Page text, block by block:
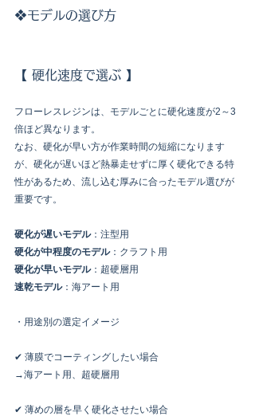
❖モデルの選び方
【 硬化速度で選ぶ 】
フローレスレジンは、モデルごとに硬化速度が2～3
倍ほど異なります。
なお、硬化が早い方が作業時間の短縮になります
が、硬化が遅いほど熱暴走せずに厚く硬化できる特
性があるため、流し込む厚みに合ったモデル選びが
重要です。
硬化が遅いモデル：注型用
硬化が中程度のモデル：クラフト用
硬化が早いモデル：超硬層用
速乾モデル：海アート用
・用途別の選定イメージ
✔︎ 薄膜でコーティングしたい場合
→海アート用、超硬層用
✔︎ 薄めの層を早く硬化させたい場合